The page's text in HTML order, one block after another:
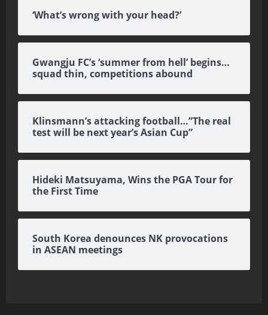
‘What’s wrong with your head?’
Gwangju FC’s ‘summer from hell’ begins…
squad thin, competitions abound
Klinsmann’s attacking football…”The real
test will be next year’s Asian Cup”
Hideki Matsuyama, Wins the PGA Tour for
the First Time
South Korea denounces NK provocations
in ASEAN meetings